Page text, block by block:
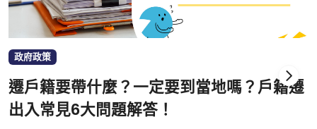
政府政策
遷戶籍要帶什麼？一定要到當地嗎？戶籍遷
出入常見6大問題解答！